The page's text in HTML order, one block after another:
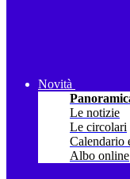
Novità
Le notizie
Le circolari
Calendario
Albo online